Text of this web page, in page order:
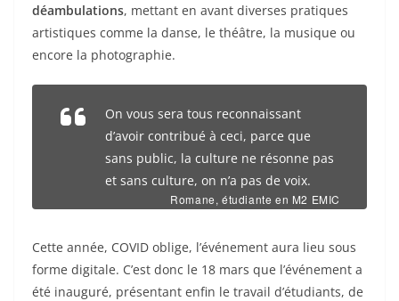
déambulations, mettant en avant diverses pratiques
artistiques comme la danse, le théâtre, la musique ou
encore la photographie.
On vous sera tous reconnaissant
d’avoir contribué à ceci, parce que
sans public, la culture ne résonne pas
et sans culture, on n’a pas de voix.
Romane, étudiante en M2 EMIC
Cette année, COVID oblige, l’événement aura lieu sous
forme digitale. C’est donc le 18 mars que l’événement a
été inauguré, présentant enfin le travail d’étudiants, de